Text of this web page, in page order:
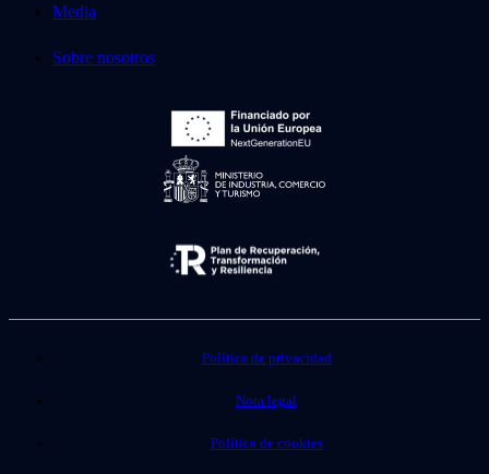
Media
Sobre nosotros
Política de privacidad
Nota legal
Política de cookies